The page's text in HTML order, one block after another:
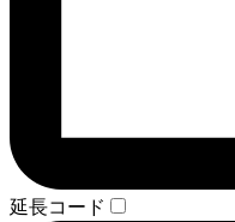
延長コード